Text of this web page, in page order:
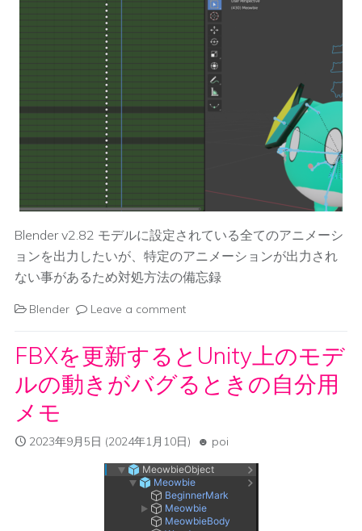
Blender v2.82 モデルに設定されている全てのアニメーシ
ョンを出力したいが、特定のアニメーションが出力され
ない事があるため対処方法の備忘録
Blender Leave a comment
FBXを更新するとUnity上のモデ
ルの動きがバグるときの自分用
メモ
2023年9月5日 (2024年1月10日) poi